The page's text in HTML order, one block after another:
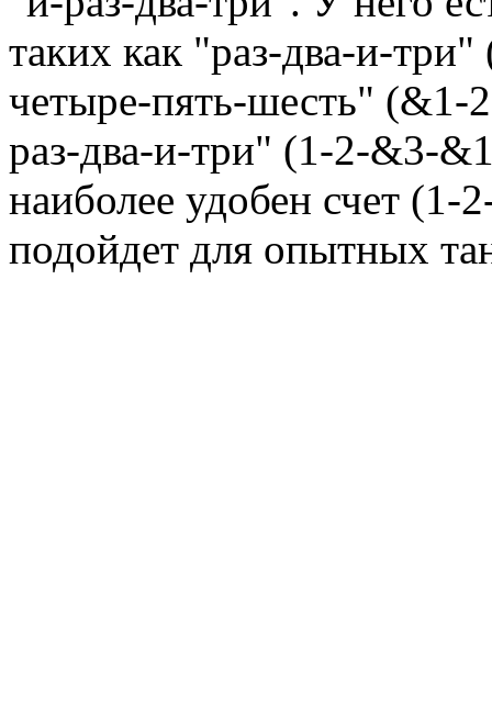
таких как "раз-два-и-
четыре-пять-шесть" (&1-
раз-два-и-три" (1-2-&3-
наиболее удобен счет
подойдет для опытных